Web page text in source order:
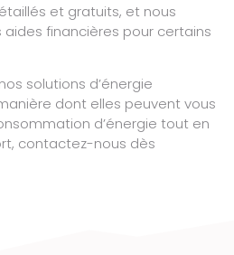
et gratuits, et nous
financières pour certains
solutions d’énergie
dont elles peuvent vous
d’énergie tout en
contactez-nous dès